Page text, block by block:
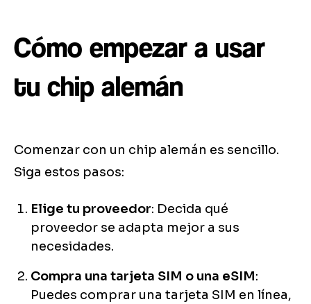
Cómo empezar a usar
tu chip alemán
Comenzar con un chip alemán es sencillo.
Siga estos pasos:
Elige tu proveedor: Decida qué
proveedor se adapta mejor a sus
necesidades.
Compra una tarjeta SIM o una eSIM:
Puedes comprar una tarjeta SIM en línea,